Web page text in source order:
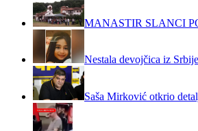
MANASTIR SLANCI
Nestala devojčica iz
Saša Mirković otkrio